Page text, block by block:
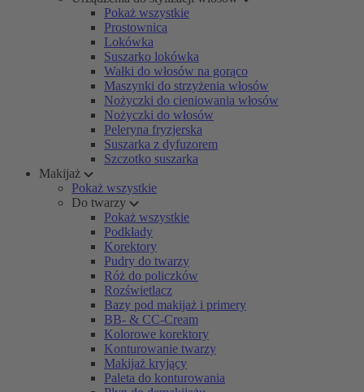
Pokaż wszystkie
Prostownica
Lokówka
Suszarko lokówka
Wałki do włosów na gorąco
Maszynki do strzyżenia włosów
Nożyczki do cieniowania włosów
Nożyczki do włosów
Peleryna fryzjerska
Suszarka z dyfuzorem
Szczotko suszarka
Makijaż
Pokaż wszystkie
Do twarzy
Pokaż wszystkie
Podkłady
Korektory
Pudry do twarzy
Róż do policzków
Rozświetlacz
Bazy pod makijaż i primery
BB- & CC-Cream
Kolorowe korektory
Konturowanie twarzy
Makijaż kryjący
Paleta do konturowania